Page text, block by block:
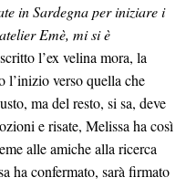
in Sardegna per iniziare i
Emè, mi si è
l’ex velina mora, la
l’inizio verso quella che
ma del resto, si sa, deve
e risate, Melissa ha così
alle amiche alla ricerca
ha confermato, sarà firmato